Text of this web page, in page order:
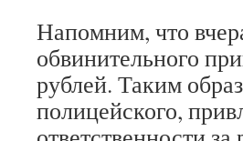
Напомним, что
обвинительного
рублей. Таким
полицейского,